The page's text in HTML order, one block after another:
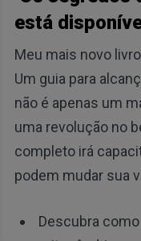
está
Meu mais novo
Um guia para
não é apenas um
uma revolução no
completo irá
podem mudar sua
Descubra